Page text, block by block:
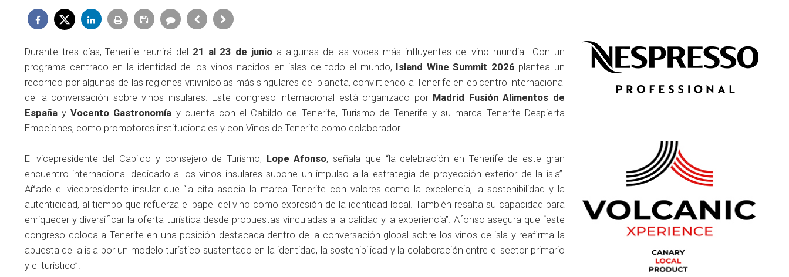
Durante tres días, Tenerife reunirá del 21 al 23 de junio a algunas de las voces más influyentes del vino mundial. Con un
programa centrado en la identidad de los vinos nacidos en islas de todo el mundo,
Island Wine Summit 2026 plantea un
recorrido por algunas de las regiones vitivinícolas más singulares del planeta, convirtiendo a Tenerife en epicentro internacional
de la conversación sobre vinos insulares. Este congreso internacional está organizado por Madrid Fusión Alimentos de
España yVocento Gastronomía y cuenta con el Cabildo de Tenerife, Turismo de Tenerife y su marca Tenerife Despierta
Emociones, como promotores institucionales y con Vinos de Tenerife como colaborador.
El vicepresidente del Cabildo y consejero de Turismo, Lope Afonso, señala que “la celebración en Tenerife de este gran
encuentro internacional dedicado a los vinos insulares supone un impulso a la estrategia de proyección exterior de la isla”.
Añade el vicepresidente insular que “la cita asocia la marca Tenerife con valores como la excelencia, la sostenibilidad y la
autenticidad, al tiempo que refuerza el papel del vino como expresión de la identidad local. También resalta su capacidad para
enriquecer y diversificar la oferta turística desde propuestas vinculadas a la calidad y la experiencia”. Afonso asegura que “este
congreso coloca a Tenerife en una posición destacada dentro de la conversación global sobre los vinos de isla y reafirma la
apuesta de la isla por un modelo turístico sustentado en la identidad, la sostenibilidad y la colaboración entre el sector primario
y el turístico”.